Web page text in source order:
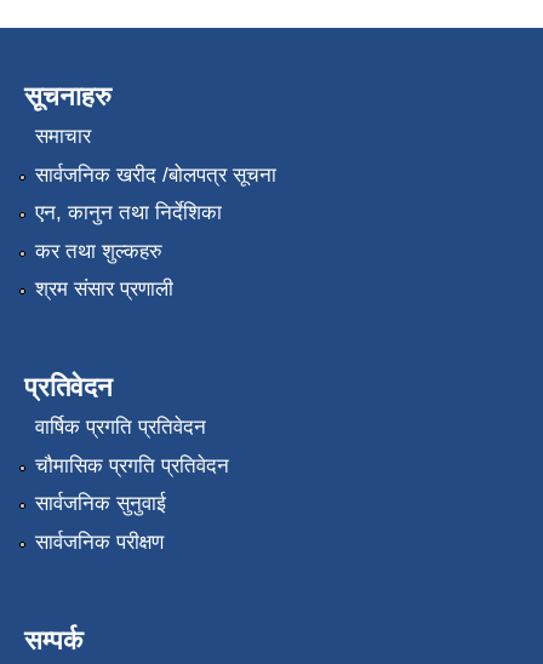
सूचनाहरु
समाचार
सार्वजनिक खरीद /बोलपत्र सूचना
एन, कानुन तथा निर्देशिका
कर तथा शुल्कहरु
श्रम संसार प्रणाली
प्रतिवेदन
वार्षिक प्रगति प्रतिवेदन
चौमासिक प्रगति प्रतिवेदन
सार्वजनिक सुनुवाई
सार्वजनिक परीक्षण
सम्पर्क